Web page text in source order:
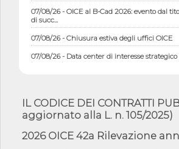
07/08/26 - OICE al B-Cad 2026: evento dal
di succ...
07/08/26 - Chiusura estiva degli uffici OICE
07/08/26 - Data center di interesse strategico
interventi pe...
07/08/26 - Ponte sullo Stretto di Messina:
sussistenza di...
07/08/26 - Tunnel Brennero, dal Cipess via
costr...
IL CODICE DEI CONTRATTI
aggiornato alla L. n. 105/2025)
2026 OICE 42a Rilevazione